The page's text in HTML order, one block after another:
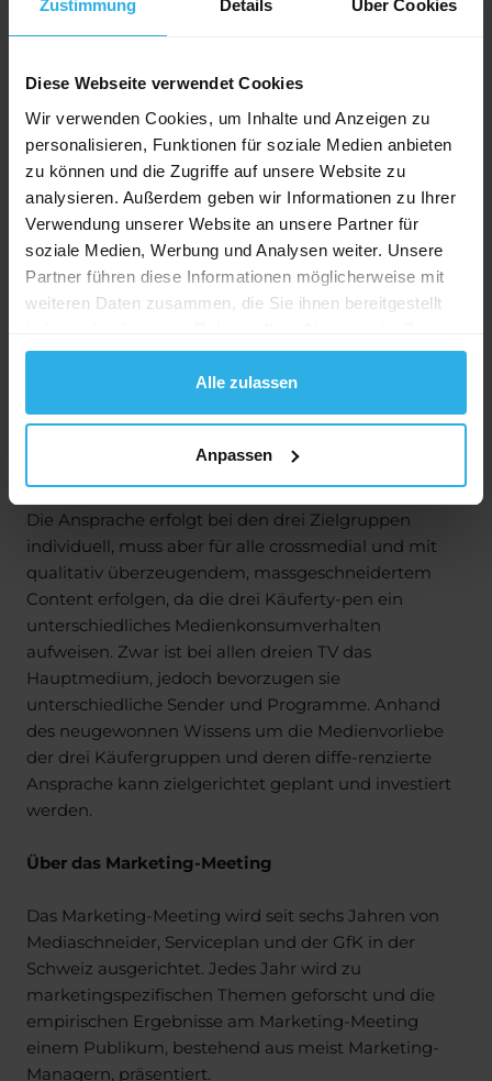
Zustimmung Details Über Cookies
Diese Webseite verwendet Cookies
Wir verwenden Cookies, um Inhalte und Anzeigen zu
personalisieren, Funktionen für soziale Medien anbieten
zu können und die Zugriffe auf unsere Website zu
analysieren. Außerdem geben wir Informationen zu Ihrer
Verwendung unserer Website an unsere Partner für
soziale Medien, Werbung und Analysen weiter. Unsere
Partner führen diese Informationen möglicherweise mit
weiteren Daten zusammen, die Sie ihnen bereitgestellt
gesammelt haben.
Alle zulassen
Anpassen
Neuartiges Zielgruppenverständnis
ist entscheidend, um Neukunden zu ge-winnen, die
ein Produkt mehr als einmal kaufen.
Generalisierende Merkmale wie z.B. Alter und
Einkommen sind markenfern und führen zur
Definition von nicht relevanten Zielgruppen. Effektiv
und markenindividuell sind nur Zielgruppen, die
nach ihrem Kaufverhalten definiert werden. So
konnten deren drei definiert werden: «Notorische
Probierer», «ernsthafte Umstei-ger» und «festgelegte
derzeitigen Marke unzufrieden ist und nach Ersatz
sucht.
Individuelle Zielgruppenansprache
Die Ansprache erfolgt bei den drei Zielgruppen
individuell, muss aber für alle crossmedial und mit
qualitativ überzeugendem, massgeschneidertem
Content erfolgen, da die drei Käuferty-pen ein
unterschiedliches Medienkonsumverhalten
aufweisen. Zwar ist bei allen dreien TV das
Hauptmedium, jedoch bevorzugen sie
unterschiedliche Sender und Programme. Anhand
des neugewonnen Wissens um die Medienvorliebe
der drei Käufergruppen und deren diffe-renzierte
Ansprache kann zielgerichtet geplant und investiert
werden.
Über das Marketing-Meeting
Das Marketing-Meeting wird seit sechs Jahren von
Mediaschneider, Serviceplan und der GfK in der
Schweiz ausgerichtet. Jedes Jahr wird zu
marketingspezifischen Themen geforscht und die
empirischen Ergebnisse am Marketing-Meeting
einem Publikum, bestehend aus meist Marketing-
Managern, präsentiert.